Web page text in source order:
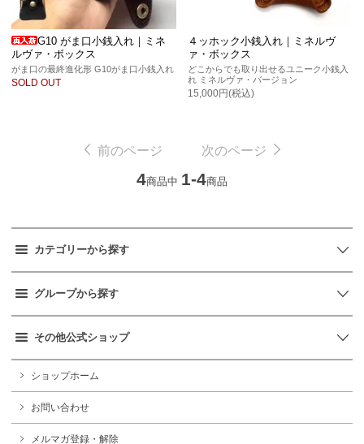
G10 がま口小銭入れ｜ミネ
ルヴァ・ボックス
がま口の最終進化形 G10がま口小銭入れ
SOLD OUT
４ッホック小銭入れ｜ミネルヴ
ァ・ボックス
どこからでも取り出せるユニーク小銭入
れ ミネルヴァ・バージョン
15,000円(税込)
前のページ 次のページ
4商品中 1-4商品
カテゴリーから探す
グループから探す
その他公式ショップ
ショップホーム
お問い合わせ
メルマガ登録・解除